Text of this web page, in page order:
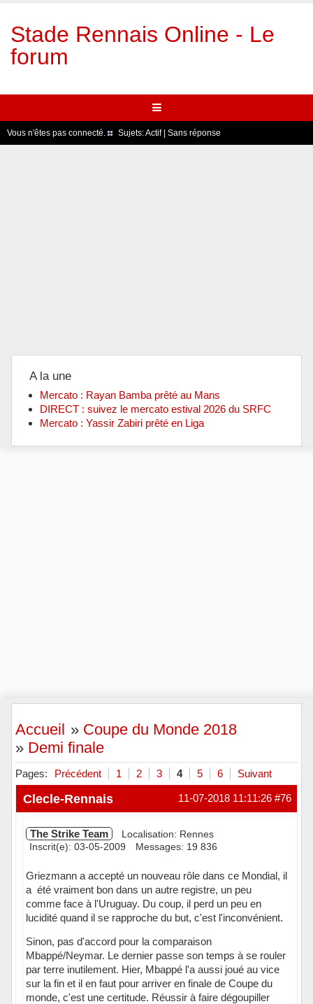
Stade Rennais Online - Le
forum
Vous n'êtes pas connecté. Sujets:Actif| Sans réponse
A la une
Mercato : Rayan Bamba prêté au Mans
DIRECT : suivez le mercato estival 2026 du SRFC
Mercato : Yassir Zabiri prêté en Liga
Accueil » Coupe du Monde 2018
» Demi finale
Pages: Précédent 1 2 3 4 5 6 Suivant
#76
11-07-2018 11:11:26
Clecle-Rennais
The Strike Team
Localisation: Rennes
Inscrit(e): 03-05-2009
Messages: 19 836
Griezmann a accepté un nouveau rôle dans ce Mondial, il
a été vraiment bon dans un autre registre, un peu
comme face à l'Uruguay. Du coup, il perd un peu en
lucidité quand il se rapproche du but, c'est l'inconvénient.
Sinon, pas d'accord pour la comparaison
Mbappé/Neymar. Le dernier passe son temps à se rouler
par terre inutilement. Hier, Mbappé l'a aussi joué au vice
sur la fin et il en faut pour arriver en finale de Coupe du
monde, c'est une certitude. Réussir à faire dégoupiller